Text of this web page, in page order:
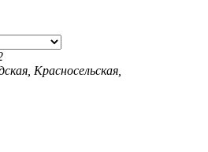
Красносельская,